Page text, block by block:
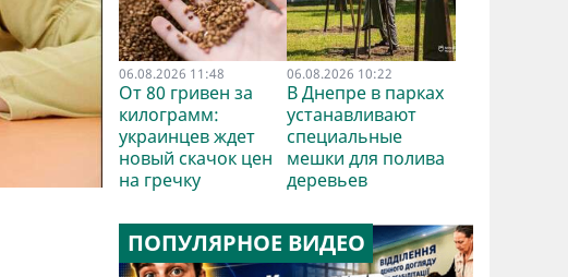
06.08.2026 11:48
От 80 гривен за
килограмм:
украинцев ждет
новый скачок цен
на гречку
06.08.2026 10:22
В Днепре в парках
устанавливают
специальные
мешки для полива
деревьев
ПОПУЛЯРНОЕ ВИДЕО